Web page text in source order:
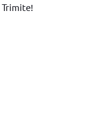
Trimite!